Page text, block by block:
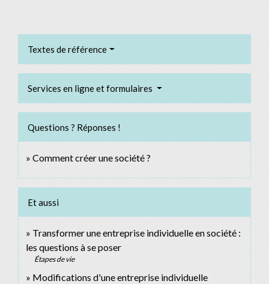
Textes de référence
Services en ligne et formulaires
Questions ? Réponses !
Comment créer une société ?
Et aussi
Transformer une entreprise individuelle en société :
les questions à se poser
Étapes de vie
Modifications d'une entreprise individuelle